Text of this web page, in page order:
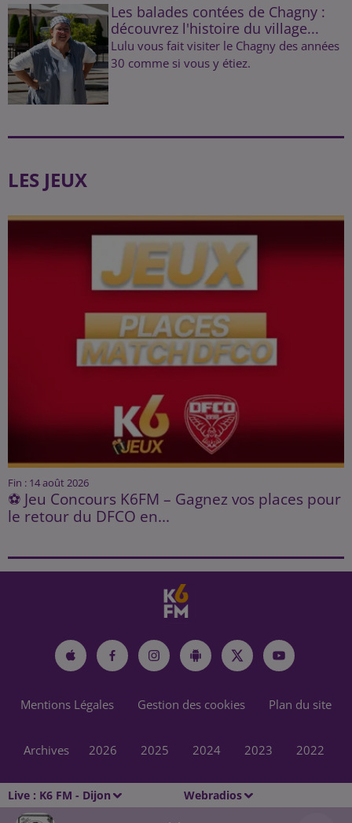
Live : K6 FM - Dijon Webradios
Les balades contées de Chagny :
découvrez l'histoire du village...
Lulu vous fait visiter le Chagny des années
30 comme si vous y étiez.
LES JEUX
Fin : 14 août 2026
⚽ Jeu Concours K6FM – Gagnez vos places pour
le retour du DFCO en...
Mentions Légales Gestion des cookies Plan du site
Archives 2026 2025 2024 2023 2022